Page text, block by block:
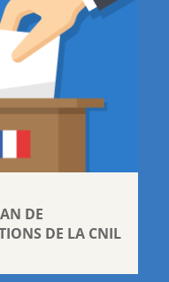
DE
DE LA CNIL